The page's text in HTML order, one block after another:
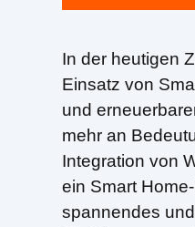
In der heutigen
Einsatz von
und
mehr an
Integration von
ein Smart
spannendes